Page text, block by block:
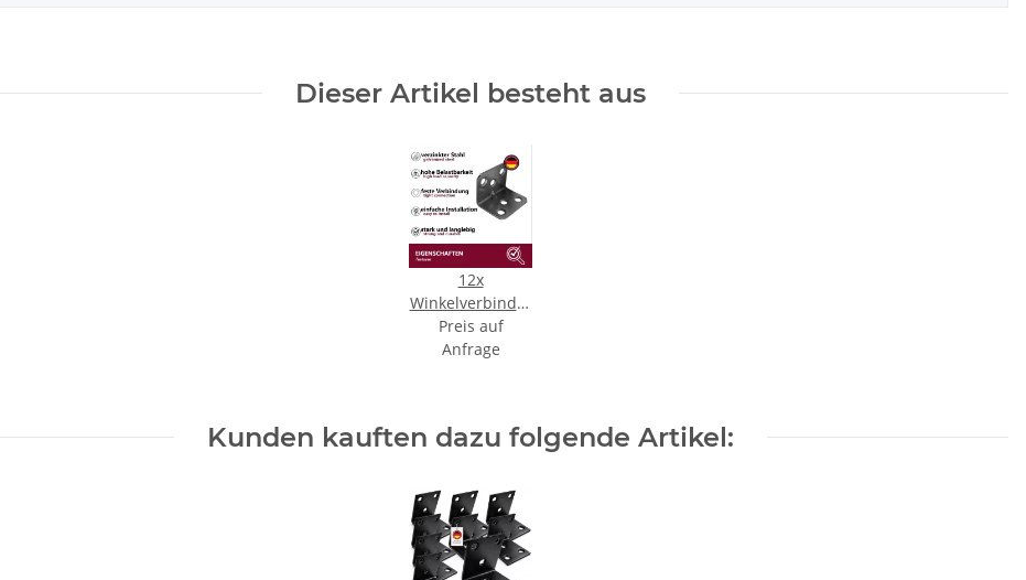
Dieser Artikel besteht aus
12x
Winkelverbinder
- verzinkter
Stahl 3,5x3,5 cm
Preis auf
Anfrage
Kunden kauften dazu folgende Artikel: